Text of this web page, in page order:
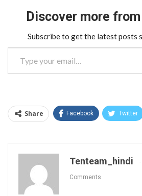
Discover more from
Subscribe to get the latest posts
Type your email…
Share Facebook Twitter
Tenteam_hindi
Comments